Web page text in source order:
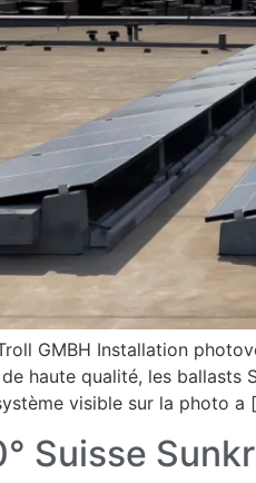
GMBH Installation
haute qualité, les
visible sur la photo a
Suisse